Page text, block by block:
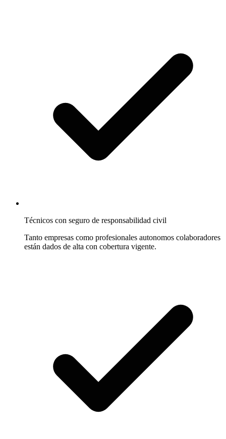
Técnicos con seguro de responsabilidad civil
Tanto empresas como profesionales autonomos colaboradores
están dados de alta con cobertura vigente.